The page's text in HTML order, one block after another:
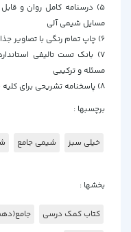
5) درسنامه کامل روان و
مسایل شیمی آلی
6) چاپ تمام رنگی با تصاویر جذاب و صفحه‌آرایی مناسب
مسئله و ترکیبی
8) پاسخنامه تشریحی برای کلیه سوالات
برچسبها :
خیلی سبز شیمی جامع
بخشها :
کتاب کمک درسی